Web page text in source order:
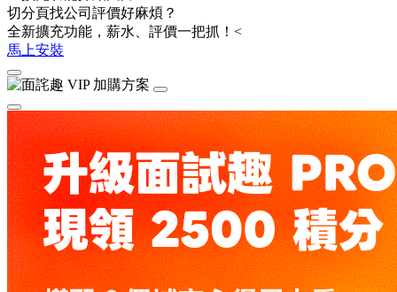
切分頁找公司評價好麻煩？
全新擴充功能，薪水、評價一把抓！<
馬上安裝